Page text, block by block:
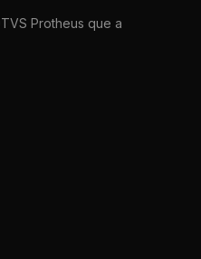
Protheus que a